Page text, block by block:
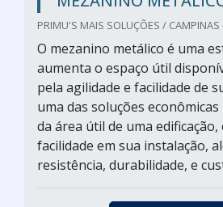
PRIMU'S MAIS SOLUÇÕES / CAMPINAS
O mezanino metálico é uma
aumenta o espaço útil
pela agilidade e facilidade de
uma das soluções
da área útil de uma edificação,
facilidade em sua instalação,
resistência, durabilidade, e